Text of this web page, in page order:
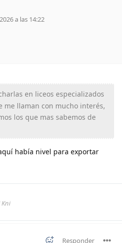
a las 14:22
en liceos especializados
me llaman con mucho interés,
los que mas sabemos de
había nivel para exportar
Responder